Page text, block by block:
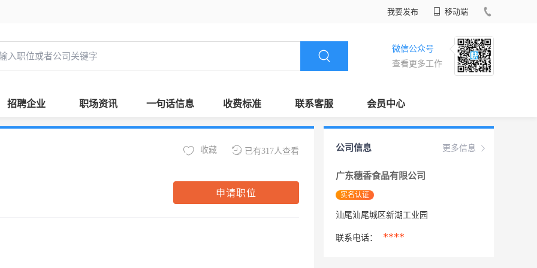
我要发布 移动端
微信公众号
查看更多工作
招聘企业 职场资讯 一句话信息 收费标准 联系客服 会员中心
已有317人查看
收藏
申请职位
更多信息
公司信息
广东穗香食品有限公司
实名认证
汕尾汕尾城区新湖工业园
联系电话： ****